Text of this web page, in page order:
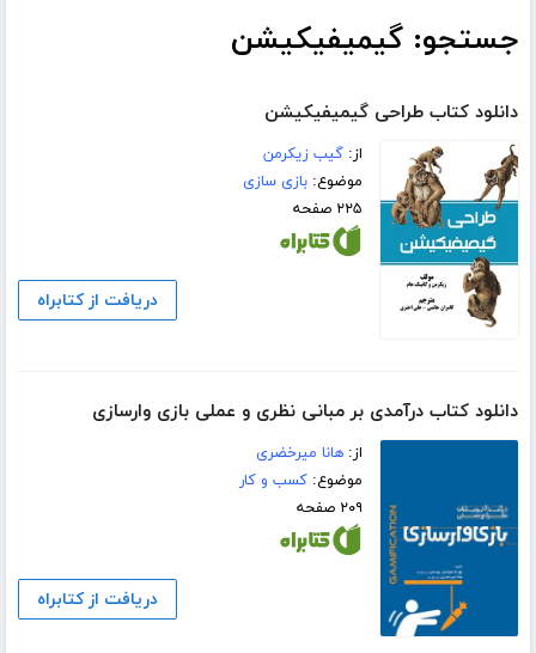
جستجو: گیمیفیکیشن
دانلود کتاب طراحی گیمیفیکیشن
از:گیب زیکرمن
موضوع:بازی سازی
۲۲۵ صفحه
دریافت از کتابراه
دانلود کتاب درآمدی بر مبانی نظری و عملی بازی وارسازی
از:هانا میرخضری
موضوع:کسب و کار
۲۰۹ صفحه
دریافت از کتابراه